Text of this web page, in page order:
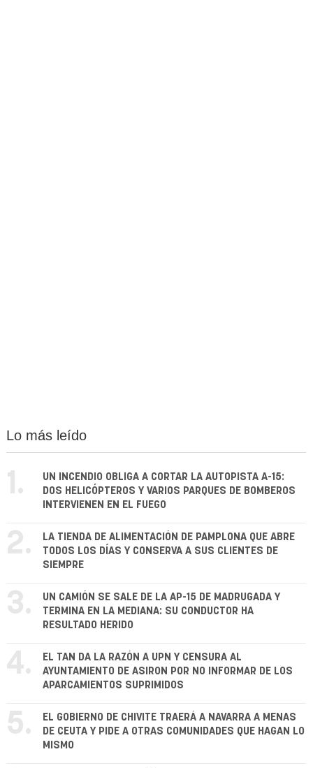
Lo más leído
1.
UN INCENDIO OBLIGA A CORTAR LA AUTOPISTA A-15:
DOS HELICÓPTEROS Y VARIOS PARQUES DE BOMBEROS
INTERVIENEN EN EL FUEGO
2.
LA TIENDA DE ALIMENTACIÓN DE PAMPLONA QUE ABRE
TODOS LOS DÍAS Y CONSERVA A SUS CLIENTES DE
SIEMPRE
3.
UN CAMIÓN SE SALE DE LA AP-15 DE MADRUGADA Y
TERMINA EN LA MEDIANA: SU CONDUCTOR HA
RESULTADO HERIDO
4.
EL TAN DA LA RAZÓN A UPN Y CENSURA AL
AYUNTAMIENTO DE ASIRON POR NO INFORMAR DE LOS
APARCAMIENTOS SUPRIMIDOS
5.
EL GOBIERNO DE CHIVITE TRAERÁ A NAVARRA A MENAS
DE CEUTA Y PIDE A OTRAS COMUNIDADES QUE HAGAN LO
MISMO